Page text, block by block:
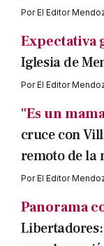
PorEl Editor
Expectativa
Iglesia de
PorEl Editor
"Es un
cruce con
remoto de la
PorEl Editor
Panorama